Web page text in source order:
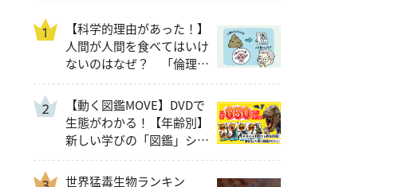
【科学的理由があった！】
人間が人間を食べてはいけ
ないのはなぜ？ 「倫理
的・社会的な問題」以外の
説明とは
【動く図鑑MOVE】DVDで
生態がわかる！【年齢別】
新しい学びの「図鑑」シリ
ーズ
世界猛毒生物ランキン